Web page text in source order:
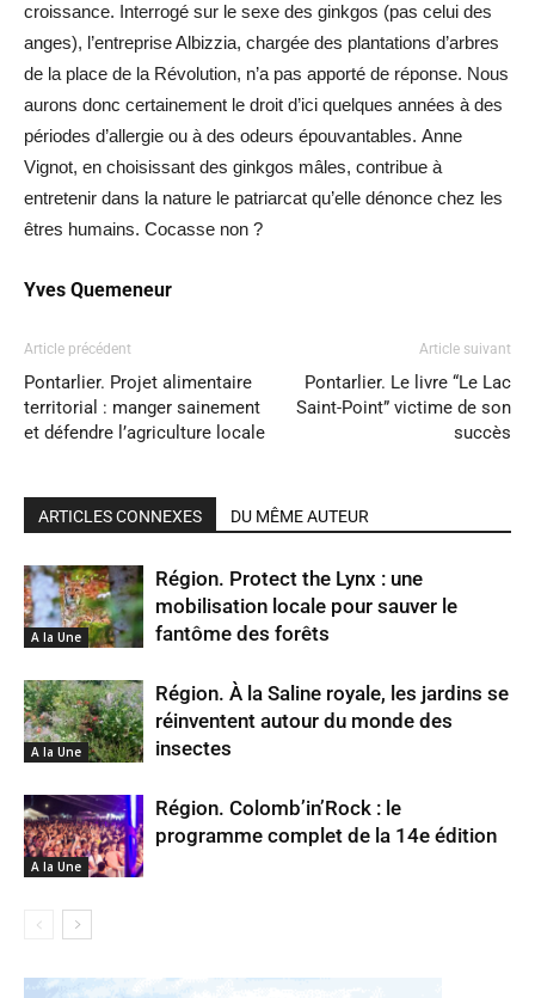
croissance. Interrogé sur le sexe des ginkgos (pas celui des
anges), l’entreprise Albizzia, chargée des plantations d’arbres
de la place de la Révolution, n’a pas apporté de réponse. Nous
aurons donc certainement le droit d’ici quelques années à des
périodes d’allergie ou à des odeurs épouvantables. Anne
Vignot, en choisissant des ginkgos mâles, contribue à
entretenir dans la nature le patriarcat qu’elle dénonce chez les
êtres humains. Cocasse non ?
Yves Quemeneur
Article précédent
Pontarlier. Projet alimentaire
territorial : manger sainement
et défendre l’agriculture locale
Article suivant
Pontarlier. Le livre “Le Lac
Saint-Point” victime de son
succès
ARTICLES CONNEXES DU MÊME AUTEUR
A la Une
Région. Protect the Lynx : une
mobilisation locale pour sauver le
fantôme des forêts
A la Une
Région. À la Saline royale, les jardins se
réinventent autour du monde des
insectes
A la Une
Région. Colomb’in’Rock : le
programme complet de la 14e édition